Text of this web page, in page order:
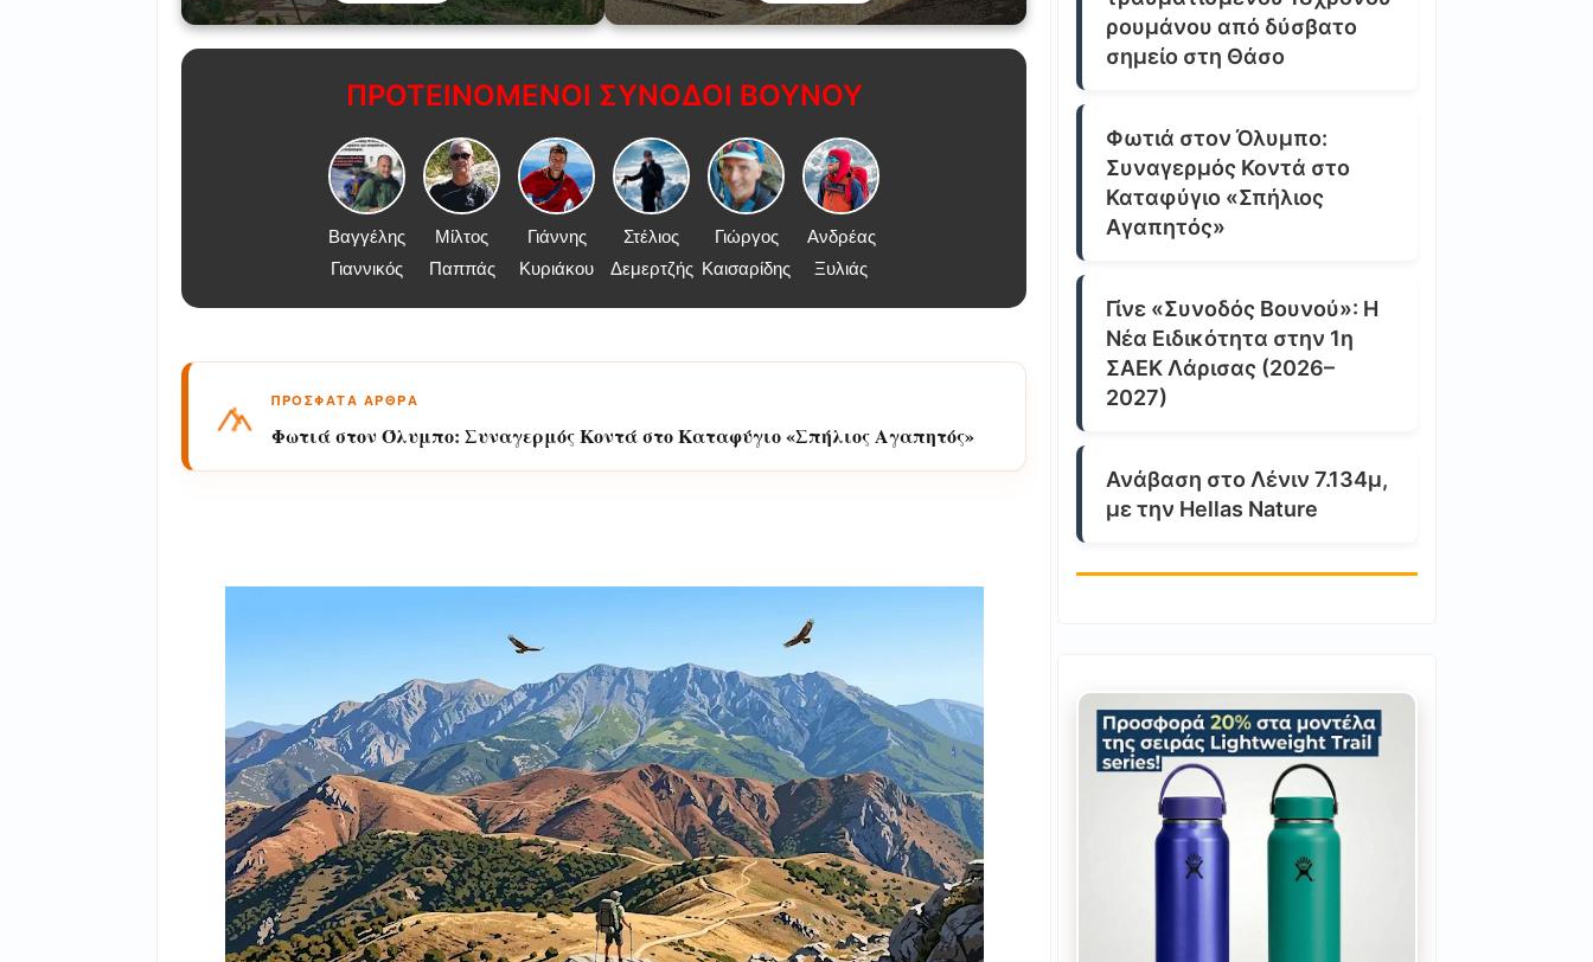
ΠΡΟΤΕΙΝΟΜΕΝΟΙ ΣΥΝΟΔΟΙ ΒΟΥΝΟΥ
Βαγγέλης
Γιαννικός
Μίλτος
Παππάς
Γιάννης
Κυριάκου
Στέλιος
Δεμερτζής
Γιώργος
Καισαρίδης
Ανδρέας
Ξυλιάς
ΠΡΟΣΦΑΤΑ ΑΡΘΡΑ
Γίνε «Συνοδός Βουνού»: Η Νέα Ειδικότητα στην 1η ΣΑΕΚ Λάρισας (2026–2027)
ρουμάνου από δύσβατο
σημείο στη Θάσο
Φωτιά στον Όλυμπο:
Συναγερμός Κοντά στο
Καταφύγιο «Σπήλιος
Αγαπητός»
Γίνε «Συνοδός Βουνού»: Η
Νέα Ειδικότητα στην 1η
ΣΑΕΚ Λάρισας (2026–
2027)
Ανάβαση στο Λένιν 7.134μ,
με την Hellas Nature